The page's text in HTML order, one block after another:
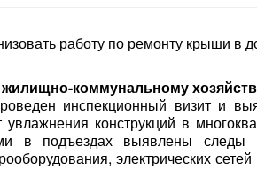
работу по ремонту крыши
коммунальному
инспекционный визит и
увлажнения конструкций в
в подъездах выявлены
электрических